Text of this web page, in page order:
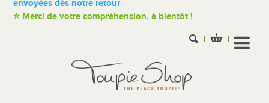
envoyées dès notre retour
⭐ Merci de votre compréhension, à bientôt !